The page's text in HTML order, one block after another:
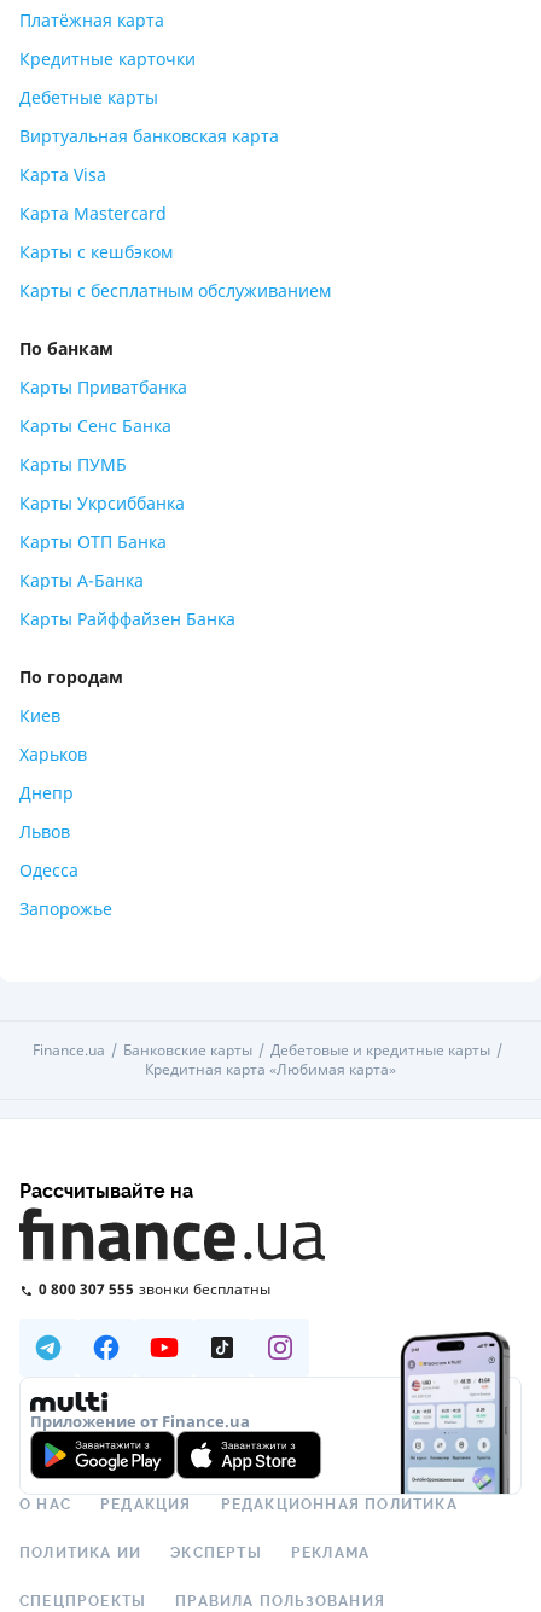
Платёжная карта
Кредитные карточки
Дебетные карты
Виртуальная банковская карта
Карта Visa
Карта Mastercard
Карты с кешбэком
Карты с бесплатным обслуживанием
По банкам
Карты Приватбанка
Карты Сенс Банка
Карты ПУМБ
Карты Укрсиббанка
Карты ОТП Банка
Карты А-Банка
Карты Райффайзен Банка
По городам
Киев
Харьков
Днепр
Львов
Одесса
Запорожье
Finance.ua Банковские карты
Дебетовые и кредитные карты
Кредитная карта «Любимая карта»
Рассчитывайте на
0 800 307 555 звонки бесплатны
Приложение от Finance.ua
О НАС РЕДАКЦИЯ РЕДАКЦИОННАЯ ПОЛИТИКА
ПОЛИТИКА ИИ ЭКСПЕРТЫ РЕКЛАМА
СПЕЦПРОЕКТЫ ПРАВИЛА ПОЛЬЗОВАНИЯ